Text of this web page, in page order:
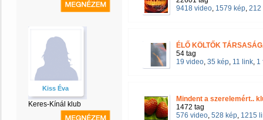
Kiss Éva
Keres-Kínál klub
9418 video, 1579 kép, 212
ÉLŐ KÖLTŐK
54 tag
19 video, 35 kép, 11 link, 1
Mindent a szerelemért..
1472 tag
576 video, 528 kép, 1215